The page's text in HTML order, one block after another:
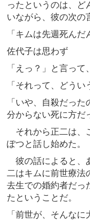
ったというのは、ど
いながら、彼の次の
「キムは先週死んだ
佐代子は思わず
「えっ？」と言っ
「それって、どう
「いや、自殺だっ
分からない死に方だ
それから正二は、
ぽつと話し始めた。
彼の話によると、
二はキムに前世療法
去生での婚約者だっ
たということだ。
「前世が、そんな